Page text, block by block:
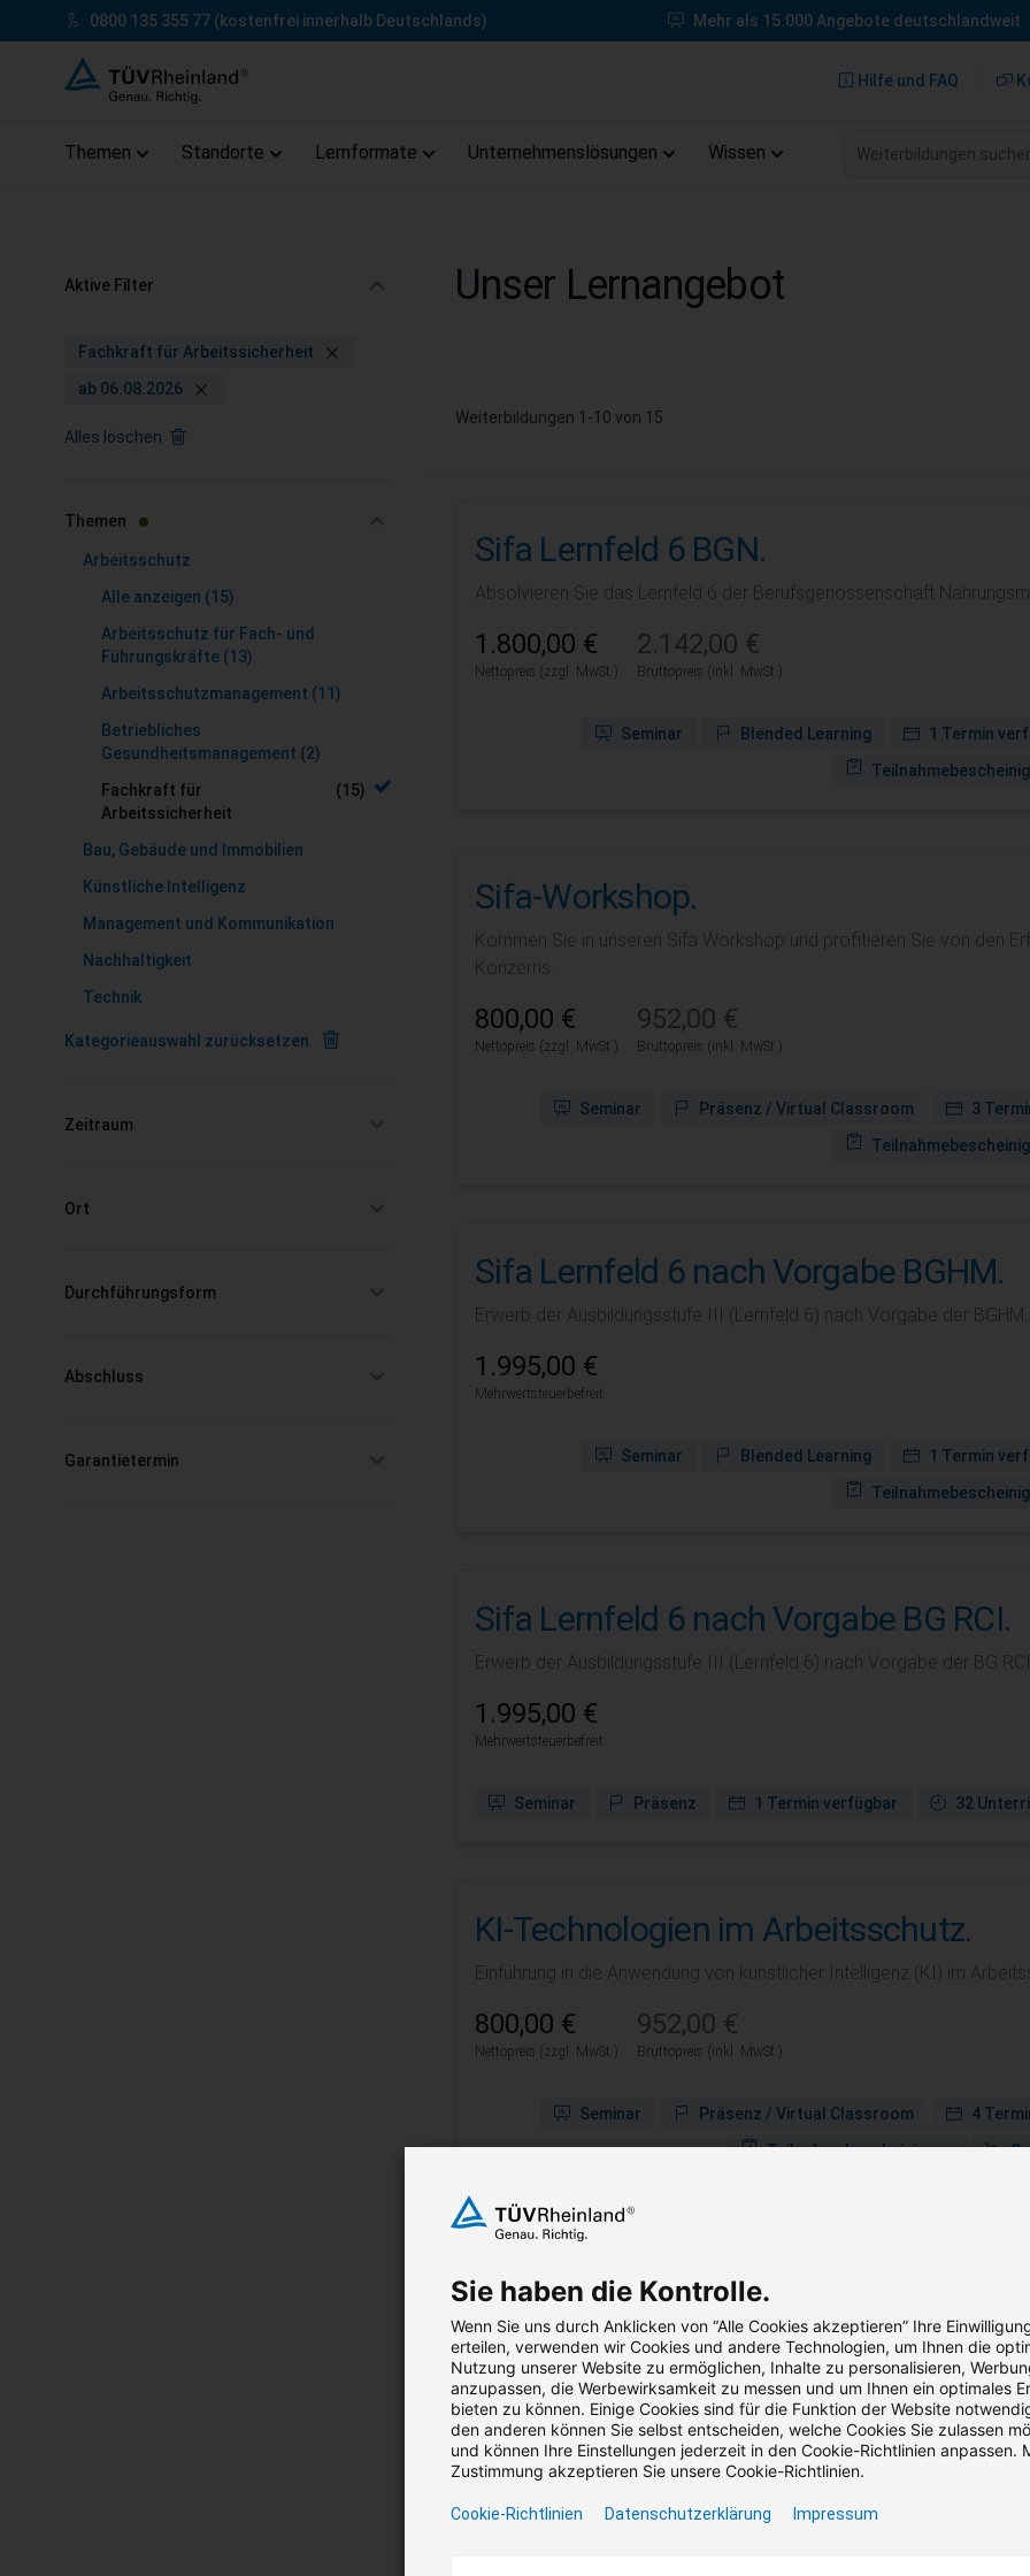
Zum Inhalt springen
0800 135 355 77 (kostenfrei innerhalb Deutschlands) Mehr als 15.000 Angebote deutschlandweit
Hilfe und FAQ
Themen Standorte Lernformate Unternehmenslösungen Wissen Weiterbildungen suchen
Unser Lernangebot
Weiterbildungen 1 -10 von 15
Sifa Lernfeld 6 BGN.
Absolvieren Sie das Lernfeld 6 der Berufsgenossenschaft
1.800,00 €
Nettopreis (zzgl. MwSt.)
2.142,00 €
Bruttopreis (inkl. MwSt.)
Seminar Blended Learning 1 Termin
Sifa-Workshop.
Kommen Sie in unseren Sifa Workshop und profitieren Sie von den
Konzerns.
800,00 €
Nettopreis (zzgl. MwSt.)
952,00 €
Bruttopreis (inkl. MwSt.)
Seminar Präsenz / Virtual Classroom 3
Sifa Lernfeld 6 nach Vorgabe BGHM.
Erwerb der Ausbildungsstufe III (Lernfeld 6) nach Vorgabe der BGHM.
1.995,00 €
Mehrwertsteuerbefreit
Seminar Blended Learning 1 Termin
Sifa Lernfeld 6 nach Vorgabe BG RCI.
Erwerb der Ausbildungsstufe III (Lernfeld 6) nach Vorgabe der BG RCI.
1.995,00 €
Mehrwertsteuerbefreit
Seminar Präsenz 1 Termin verfügbar 32
KI-Technologien im Arbeitsschutz.
Einführung in die Anwendung von künstlicher Intelligenz (KI) im
800,00 €
Nettopreis (zzgl. MwSt.)
952,00 €
Bruttopreis (inkl. MwSt.)
Seminar Präsenz / Virtual Classroom 4
Teilnahmebescheinigung
Sicherheitsexperte für Diisocyanate
(TÜV).
Erwerben Sie die benötigte Ausbildung, um Schulungen in der
dürfen.
1.480,00 €
Nettopreis (zzgl. MwSt.)
1.761,20 €
Bruttopreis (inkl. MwSt.)
Aktive Filter
Fachkraft für Arbeitssicherheit
ab 06.08.2026
Alles löschen
Themen filter
Arbeitsschutz
Alle anzeigen (15)
Arbeitsschutz für Fach- und
Führungskräfte (13)
Arbeitsschutzmanagement (11)
Betriebliches
Gesundheitsmanagement (2)
Fachkraft für
Arbeitssicherheit
(15)
Bau, Gebäude und Immobilien
Künstliche Intelligenz
Management und Kommunikation
Nachhaltigkeit
Technik
Kategorieauswahl zurücksetzen
Zeitraum
Ort
Durchführungsform
Abschluss
Garantietermin
Sie haben die Kontrolle.
Wenn Sie uns durch Anklicken von “Alle Cookies akzeptieren” Ihre
erteilen, verwenden wir Cookies und andere Technologien, um Ihnen die
Nutzung unserer Website zu ermöglichen, Inhalte zu personalisieren,
anzupassen, die Werbewirksamkeit zu messen und um Ihnen ein optimales
bieten zu können. Einige Cookies sind für die Funktion der Website
den anderen können Sie selbst entscheiden, welche Cookies Sie zulassen
und können Ihre Einstellungen jederzeit in den Cookie-Richtlinien anpassen.
Zustimmung akzeptieren Sie unsere Cookie-Richtlinien.
Cookie-Richtlinien Datenschutzerklärung Impressum